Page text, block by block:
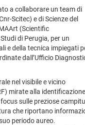
a collaborare un team di
Scitec) e di Scienze del
(Scientific
di Perugia, per un
e della tecnica impiegati
dall’Ufficio
nel visibile e vicino
mirate alla
sulle preziose
che riportano
periodo aureo.